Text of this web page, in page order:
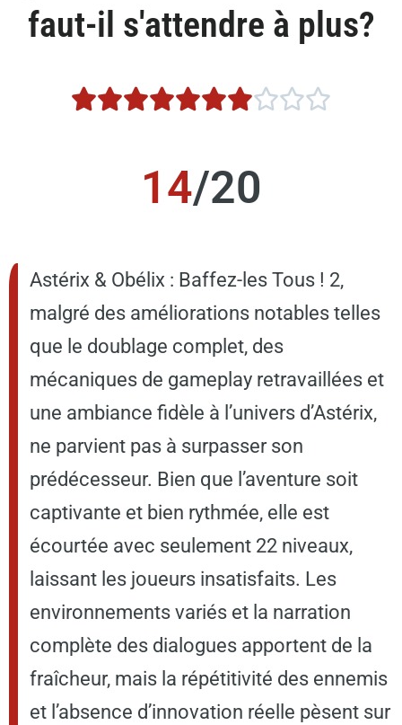
faut-il s'attendre à plus?

14/20
Astérix & Obélix : Baffez-les Tous ! 2,
malgré des améliorations notables telles
que le doublage complet, des
mécaniques de gameplay retravaillées et
une ambiance fidèle à l’univers d’Astérix,
ne parvient pas à surpasser son
prédécesseur. Bien que l’aventure soit
captivante et bien rythmée, elle est
écourtée avec seulement 22 niveaux,
laissant les joueurs insatisfaits. Les
environnements variés et la narration
complète des dialogues apportent de la
fraîcheur, mais la répétitivité des ennemis
et l’absence d’innovation réelle pèsent sur